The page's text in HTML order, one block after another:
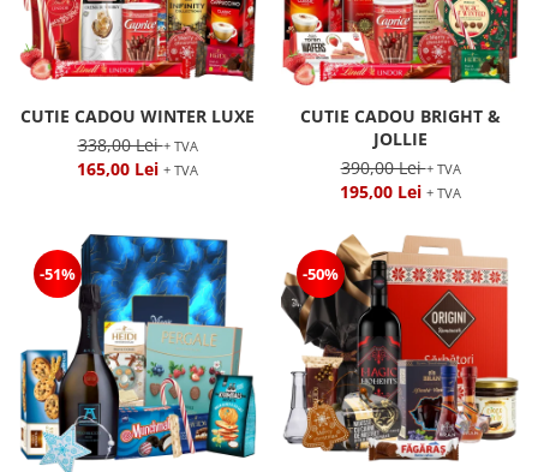
CUTIE CADOU WINTER LUXE
338,00 Lei+ TVA
165,00 Lei + TVA
CUTIE CADOU BRIGHT &
JOLLIE
390,00 Lei+ TVA
195,00 Lei + TVA
-51% -50%